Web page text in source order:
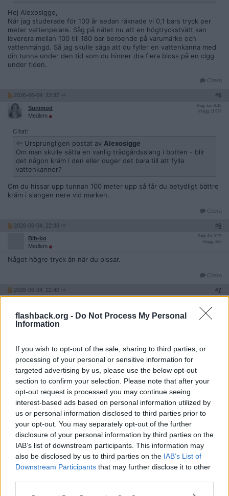
flashback.org - Do Not Process My Personal
Information
If you wish to opt-out of the sale, sharing to third parties, or
processing of your personal or sensitive information for
targeted advertising by us, please use the below opt-out
section to confirm your selection. Please note that after your
opt-out request is processed you may continue seeing
interest-based ads based on personal information utilized by
us or personal information disclosed to third parties prior to
your opt-out. You may separately opt-out of the further
disclosure of your personal information by third parties on the
IAB’s list of downstream participants. This information may
also be disclosed by us to third parties on the IAB’s List of
Downstream Participants that may further disclose it to other
Hej Alexosigge,
När jag studerade för 100 år sedan räknade vi 0,1 bars tryck per
meter vattenpelare. Såg på nätet nu att en högtryckstvätt kan
leverera mellan 100 till 180 bar beroende på varumärke och
vattenmängd. Så jag skulle säga att du fyller en vattenkanna med
din tunna under den tid som du hinner dra flera bloss på en cigg
under tiden.
Citera
2026-06-04, 22:37 #5
Sunimod
Medlem
Reg: Jan 2015
Inlägg: 11 973
Citat:
Ursprungligen postat av Alexosigge
Om man skulle sätta en vanlig trädgårdsslang i botten - blir
det någon kräm i den eller duger det bara till att fylla
vattenkannor?
Om du hissar upp tunnan 100 meter upp så får du betydligt bättre
kräm i slangen nere vid marken.
Citera
2026-06-04, 22:38 #6
Bib-bo
Medlem
Reg: Jul 2025
Inlägg: 365
Något högre tryck än när du pissar.
Citera
2026-06-04, 22:40 #7
Inlägg: 5 207
Jag försökte koppla en diskmaskin till en vattentunna (DM stod då
2026-06-04, 23:01
Kapitalistkalle
Medlem
Reg: Sep 2020
Nej det blir ingen vidare kräm. Jag har kopplat på slang på min
men det är värdelöst. Blir nog att köpa en pump. Det finns för
några hundringar på Jula.
Citera
2026-06-05, 07:36
OldAndWise
Reg: Jan 2011
Inlägg: 78